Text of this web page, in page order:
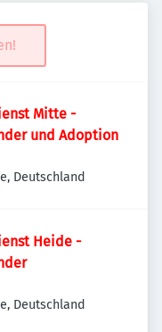
Mitte -
und Adoption
Deutschland
Heide -
Deutschland